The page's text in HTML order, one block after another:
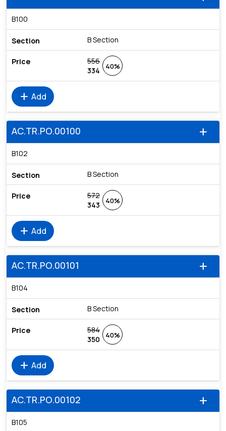
B100
B Section
556
334
40%
add Add
add
AC.TR.PO.00100
B102
B Section
572
343
40%
add Add
add
AC.TR.PO.00101
B104
B Section
584
350
40%
add Add
add
AC.TR.PO.00102
B105